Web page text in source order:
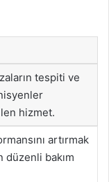
tespiti ve
hizmet.
artırmak
düzenli bakım